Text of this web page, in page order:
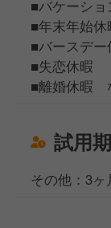
■バケーシ
■年末年始休
■バースデー
■失恋休暇
■離婚休暇
試用
その他：3ヶ